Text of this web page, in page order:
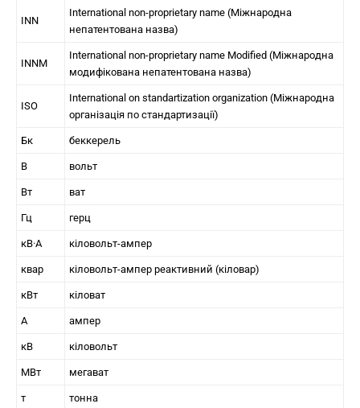
INN
International non-proprietary name (Міжнародна
непатентована назва)
INNM
International non-proprietary name Modified (Міжнародна
модифікована непатентована назва)
ISO
International on standartization organization (Міжнародна
організація по стандартизації)
Бк беккерель
В вольт
Вт ват
Гц герц
кВ·А кіловольт-ампер
квар кіловольт-ампер реактивний (кіловар)
кВт кіловат
А ампер
кВ кіловольт
МВт мегават
т тонна